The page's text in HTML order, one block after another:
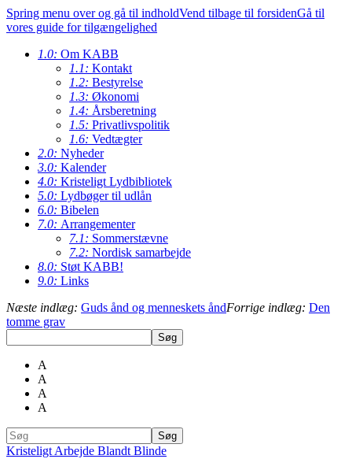
Spring menu over og gå til indholdVend tilbage til forsidenGå til
vores guide for tilgængelighed
1.0: Om KABB
1.1: Kontakt
1.2: Bestyrelse
1.3: Økonomi
1.4: Årsberetning
1.5: Privatlivspolitik
1.6: Vedtægter
2.0: Nyheder
3.0: Kalender
4.0: Kristeligt Lydbibliotek
5.0: Lydbøger til udlån
6.0: Bibelen
7.0: Arrangementer
7.1: Sommerstævne
7.2: Nordisk samarbejde
8.0: Støt KABB!
9.0: Links
Næste indlæg: Guds ånd og menneskets åndForrige indlæg: Den
tomme grav
A
A
A
A
Kristeligt Arbejde Blandt Blinde